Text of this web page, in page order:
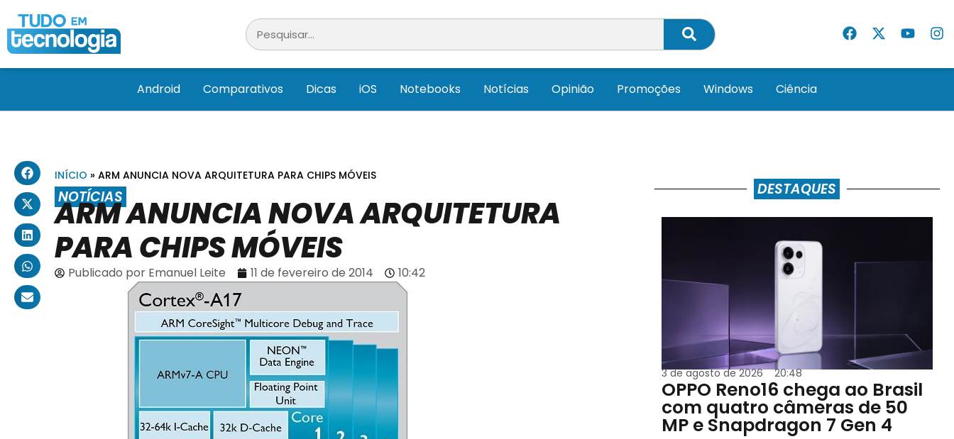
Android Comparativos Dicas iOS Notebooks Notícias Opinião Promoções Windows Ciência
INÍCIO » ARM ANUNCIA NOVA ARQUITETURA PARA CHIPS MÓVEIS
NOTÍCIAS
ARM ANUNCIA NOVA ARQUITETURA
PARA CHIPS MÓVEIS
Publicado porEmanuel Leite 11 de fevereiro de 2014 10:42
DESTAQUES
3 de agosto de 2026 20:48
OPPO Reno16 chega ao Brasil
com quatro câmeras de 50
MP e Snapdragon 7 Gen 4